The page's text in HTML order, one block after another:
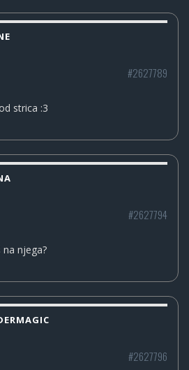
#2627789
strica :3
#2627794
njega?
#2627796